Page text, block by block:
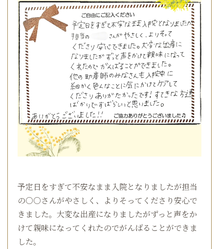
予定日をすぎて不安なまま入院となりましたが担当
の○○さんがやさしく、よりそってくださり安心で
きました。大変な出産になりましたがずっと声をか
けて親味になってくれたのでがんばることができま
した。